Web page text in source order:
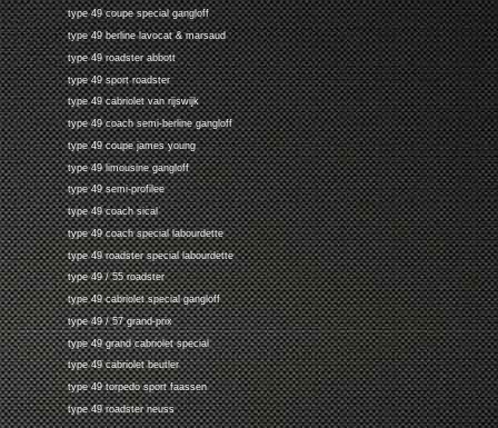
type 49 coupe special gangloff
type 49 berline lavocat & marsaud
type 49 roadster abbott
type 49 sport roadster
type 49 cabriolet van rijswijk
type 49 coach semi-berline gangloff
type 49 coupe james young
type 49 limousine gangloff
type 49 semi-profilee
type 49 coach sical
type 49 coach special labourdette
type 49 roadster special labourdette
type 49 / 55 roadster
type 49 cabriolet special gangloff
type 49 / 57 grand-prix
type 49 grand cabriolet special
type 49 cabriolet beutler
type 49 torpedo sport faassen
type 49 roadster neuss